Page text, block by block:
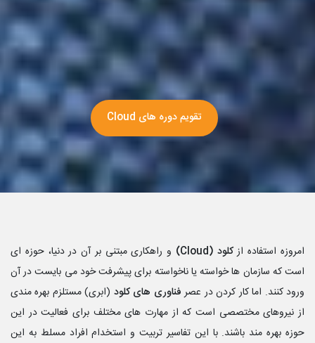
تقویم دوره های Cloud
امروزه استفاده ازکلود (Cloud
) و راهکاری مبتنی بر آن در دنیا، حوزه ای
است که سازمان ها خواسته یا ناخواسته برای پیشرفت خود می بایست در آن
ورود کنند. اما کار کردن در عصرفناوری های کلود (ابری) مستلزم بهره مندی
از نیروهای مختصصی است که از مهارت های مختلف برای فعالیت در این
حوزه بهره مند باشند. با این تفاسیر تربیت و استخدام افراد مسلط به این